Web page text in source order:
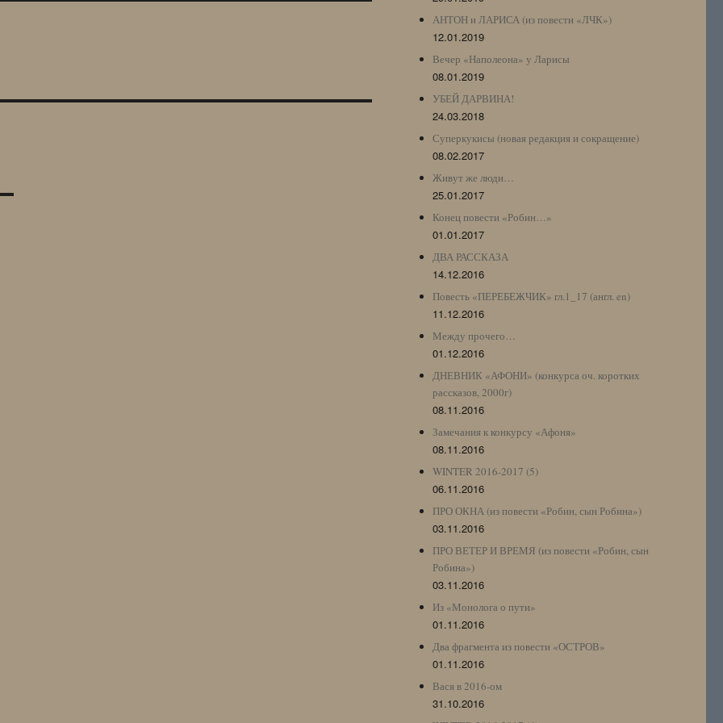
АНТОН и ЛАРИСА (из повести «ЛЧК»)
12.01.2019
Вечер «Наполеона» у Ларисы
08.01.2019
УБЕЙ ДАРВИНА!
24.03.2018
Суперкукисы (новая редакция и сокращение)
08.02.2017
Живут же люди…
25.01.2017
Конец повести «Робин…»
01.01.2017
ДВА РАССКАЗА
14.12.2016
Повесть «ПЕРЕБЕЖЧИК» гл.1_17 (англ. en)
11.12.2016
Между прочего…
01.12.2016
ДНЕВНИК «АФОНИ» (конкурса оч. коротких
рассказов, 2000г)
08.11.2016
Замечания к конкурсу «Афоня»
08.11.2016
WINTER 2016-2017 (5)
06.11.2016
ПРО ОКНА (из повести «Робин, сын Робина»)
03.11.2016
ПРО ВЕТЕР И ВРЕМЯ (из повести «Робин, сын
Робина»)
03.11.2016
Из «Монолога о пути»
01.11.2016
Два фрагмента из повести «ОСТРОВ»
01.11.2016
Вася в 2016-ом
31.10.2016